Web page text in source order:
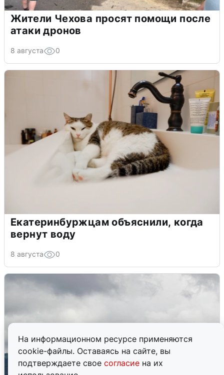
На информационном ресурсе применяются
cookie-файлы. Оставаясь на сайте, вы
подтверждаете свое согласие на их
Жители Чехова просят помощи после
атаки дронов
8 августа 0
Екатеринбуржцам объяснили, когда
вернут воду
8 августа 0